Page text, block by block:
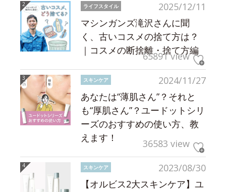
2025/12/11
ライフスタイル
マシンガンズ滝沢さんに聞
く、古いコスメの捨て方は？
｜コスメの断捨離・捨て方編
65891 view
2024/11/27
スキンケア
あなたは“薄肌さん”？それと
も“厚肌さん”？ユードットシリ
ーズのおすすめの使い方、教
えます！
36583 view
2023/08/30
スキンケア
【オルビス2大スキンケア】ユ